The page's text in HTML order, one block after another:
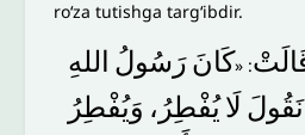
roʻza tutishga targʻibdir.
: «كَانَرَسُولُ اللهِ
نَقُولَ لَايُفْطِرُ، وَيُفْطِرُ